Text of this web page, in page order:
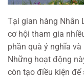
Tại gian hàng Nhân
cơ hội tham gia
phần quà ý nghĩa
Những hoạt động
còn tạo điều kiện để